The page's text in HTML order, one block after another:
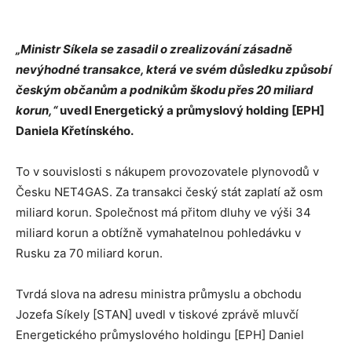
„Ministr Síkela se zasadil o zrealizování zásadně
nevýhodné transakce, která ve svém důsledku způsobí
českým občanům a podnikům škodu přes 20 miliard
korun,“uvedl Energetický a průmyslový holding [EPH]
Daniela Křetínského.
To v souvislosti s nákupem provozovatele plynovodů v
Česku NET4GAS. Za transakci český stát zaplatí až osm
miliard korun. Společnost má přitom dluhy ve výši 34
miliard korun a obtížně vymahatelnou pohledávku v
Rusku za 70 miliard korun.
Tvrdá slova na adresu ministra průmyslu a obchodu
Jozefa Síkely [STAN] uvedl v tiskové zprávě mluvčí
Energetického průmyslového holdingu [EPH] Daniel